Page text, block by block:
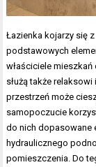
Łazienka kojarzy się
podstawowych
właściciele
służą także
przestrzeń może
samopoczucie
do nich dopasowane
hydraulicznego
pomieszczenia. Do